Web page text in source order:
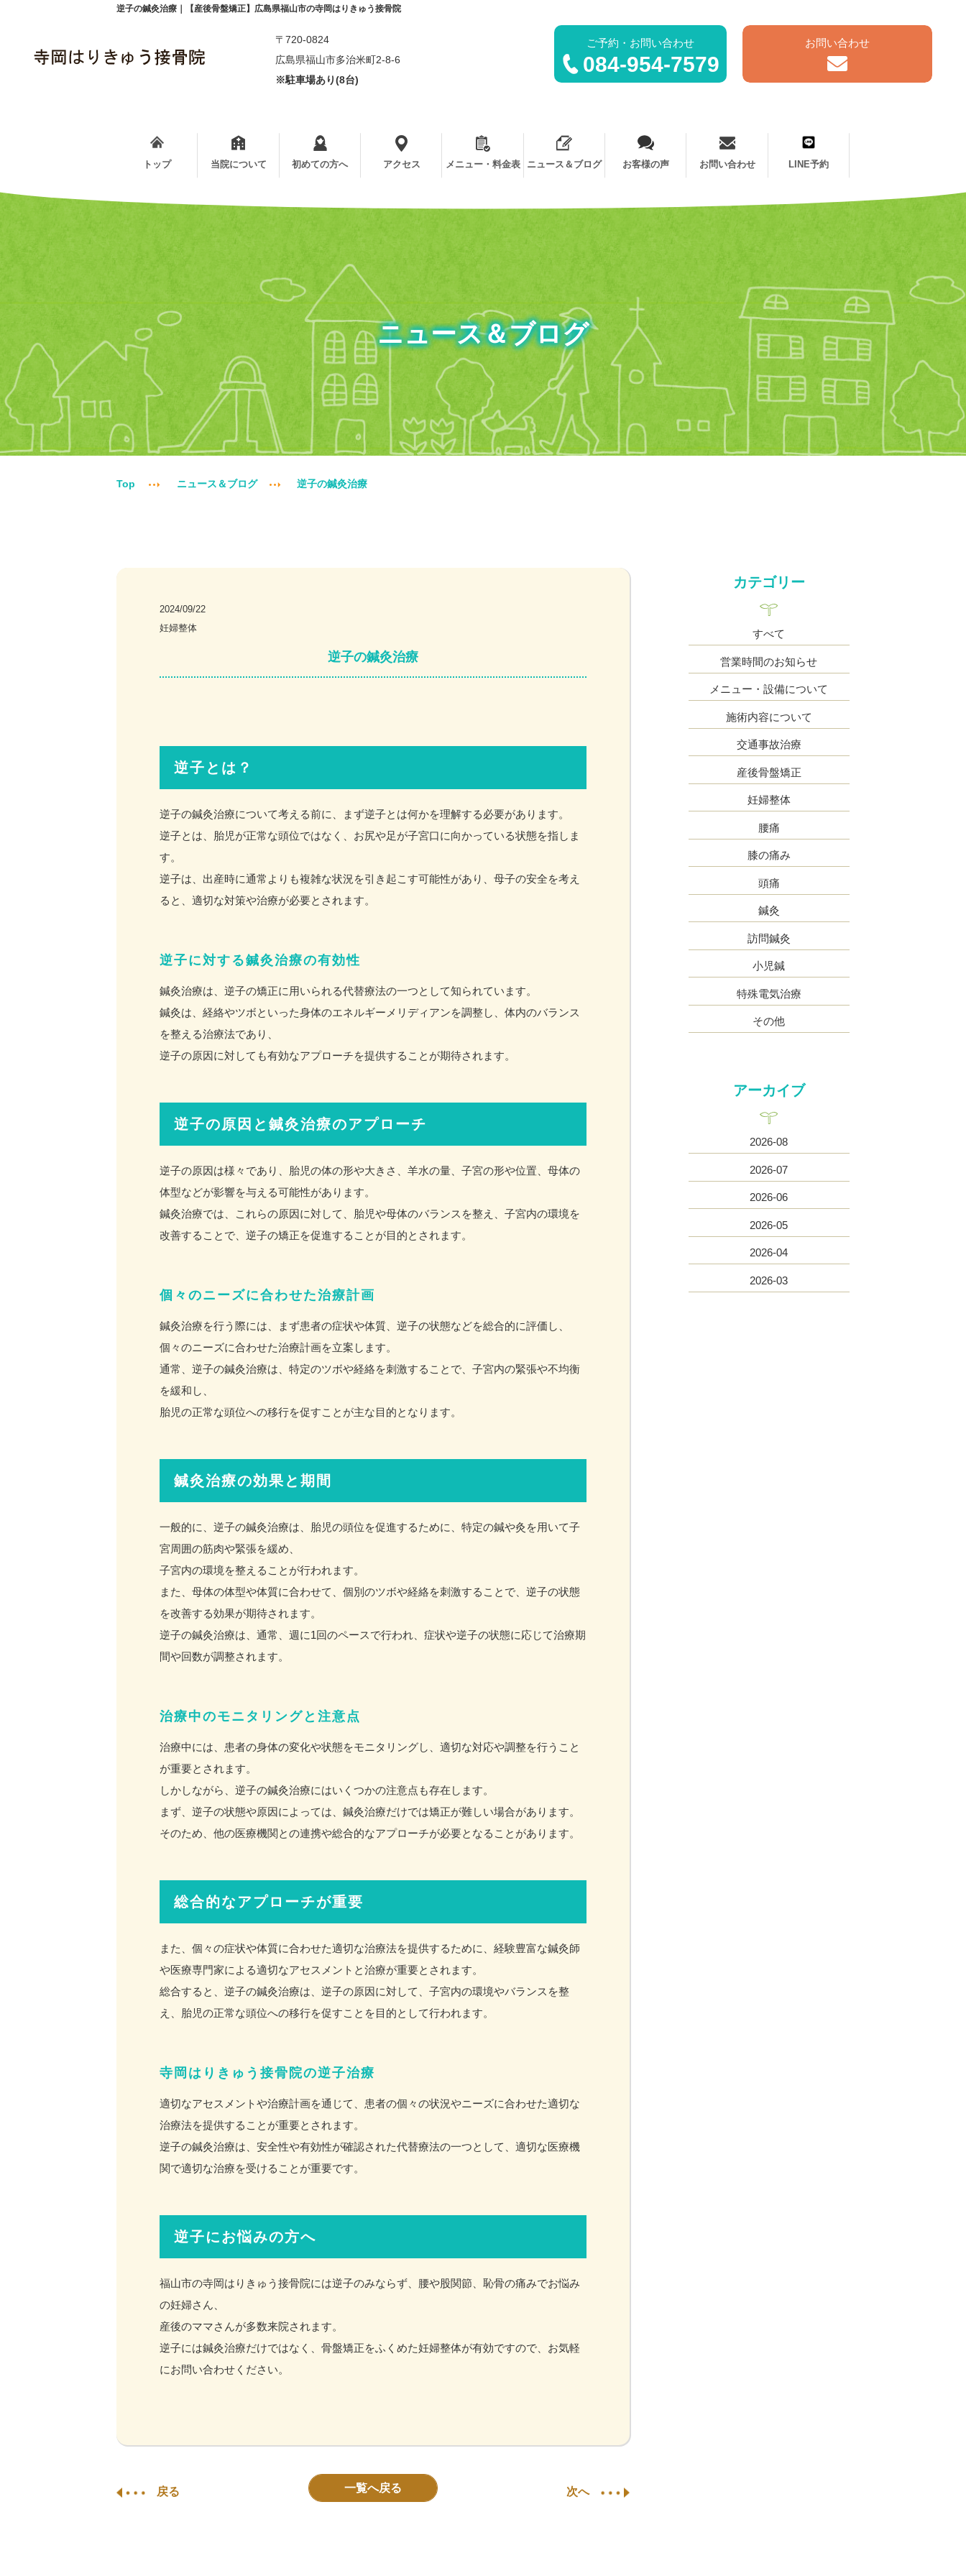
逆子の鍼灸治療｜【産後骨盤矯正】広島県福山市の寺岡はりきゅう接骨院
ご予約・お問い合わせ
084-954-7579
お問い合わせ
〒720-0824
広島県福山市多治米町2-8-6
※駐車場あり(8台)
トップ 当院について 初めての方へ アクセス メニュー・料金表 ニュース＆ブログ お客様の声 お問い合わせ LINE予約
ニュース＆ブログ
Top ニュース＆ブログ 逆子の鍼灸治療
2024/09/22
妊婦整体
逆子の鍼灸治療
逆子とは？
逆子の鍼灸治療について考える前に、まず逆子とは何かを理解する必要があります。
逆子とは、胎児が正常な頭位ではなく、お尻や足が子宮口に向かっている状態を指しま
す。
逆子は、出産時に通常よりも複雑な状況を引き起こす可能性があり、母子の安全を考え
ると、適切な対策や治療が必要とされます。
逆子に対する鍼灸治療の有効性
鍼灸治療は、逆子の矯正に用いられる代替療法の一つとして知られています。
鍼灸は、経絡やツボといった身体のエネルギーメリディアンを調整し、体内のバランス
を整える治療法であり、
逆子の原因に対しても有効なアプローチを提供することが期待されます。
逆子の原因と鍼灸治療のアプローチ
逆子の原因は様々であり、胎児の体の形や大きさ、羊水の量、子宮の形や位置、母体の
体型などが影響を与える可能性があります。
鍼灸治療では、これらの原因に対して、胎児や母体のバランスを整え、子宮内の環境を
改善することで、逆子の矯正を促進することが目的とされます。
個々のニーズに合わせた治療計画
鍼灸治療を行う際には、まず患者の症状や体質、逆子の状態などを総合的に評価し、
個々のニーズに合わせた治療計画を立案します。
通常、逆子の鍼灸治療は、特定のツボや経絡を刺激することで、子宮内の緊張や不均衡
を緩和し、
胎児の正常な頭位への移行を促すことが主な目的となります。
鍼灸治療の効果と期間
一般的に、逆子の鍼灸治療は、胎児の頭位を促進するために、特定の鍼や灸を用いて子
宮周囲の筋肉や緊張を緩め、
子宮内の環境を整えることが行われます。
また、母体の体型や体質に合わせて、個別のツボや経絡を刺激することで、逆子の状態
を改善する効果が期待されます。
逆子の鍼灸治療は、通常、週に1回のペースで行われ、症状や逆子の状態に応じて治療期
間や回数が調整されます。
治療中のモニタリングと注意点
治療中には、患者の身体の変化や状態をモニタリングし、適切な対応や調整を行うこと
が重要とされます。
しかしながら、逆子の鍼灸治療にはいくつかの注意点も存在します。
まず、逆子の状態や原因によっては、鍼灸治療だけでは矯正が難しい場合があります。
そのため、他の医療機関との連携や総合的なアプローチが必要となることがあります。
総合的なアプローチが重要
また、個々の症状や体質に合わせた適切な治療法を提供するために、経験豊富な鍼灸師
や医療専門家による適切なアセスメントと治療が重要とされます。
総合すると、逆子の鍼灸治療は、逆子の原因に対して、子宮内の環境やバランスを整
え、胎児の正常な頭位への移行を促すことを目的として行われます。
寺岡はりきゅう接骨院の逆子治療
適切なアセスメントや治療計画を通じて、患者の個々の状況やニーズに合わせた適切な
治療法を提供することが重要とされます。
逆子の鍼灸治療は、安全性や有効性が確認された代替療法の一つとして、適切な医療機
関で適切な治療を受けることが重要です。
逆子にお悩みの方へ
福山市の寺岡はりきゅう接骨院には逆子のみならず、腰や股関節、恥骨の痛みでお悩み
の妊婦さん、
産後のママさんが多数来院されます。
逆子には鍼灸治療だけではなく、骨盤矯正をふくめた妊婦整体が有効ですので、お気軽
にお問い合わせください。
戻る 一覧へ戻る 次へ
カテゴリー
すべて
営業時間のお知らせ
メニュー・設備について
施術内容について
交通事故治療
産後骨盤矯正
妊婦整体
腰痛
膝の痛み
頭痛
鍼灸
訪問鍼灸
小児鍼
特殊電気治療
その他
アーカイブ
2026-08
2026-07
2026-06
2026-05
2026-04
2026-03